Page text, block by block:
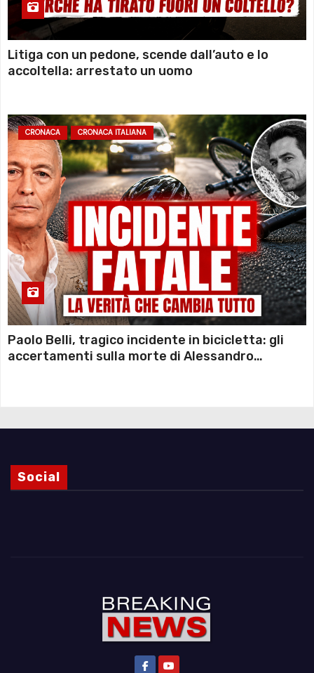
Litiga con un pedone, scende dall’auto e lo
accoltella: arrestato un uomo
CRONACA CRONACA ITALIANA
Paolo Belli, tragico incidente in bicicletta: gli
accertamenti sulla morte di Alessandro
Social